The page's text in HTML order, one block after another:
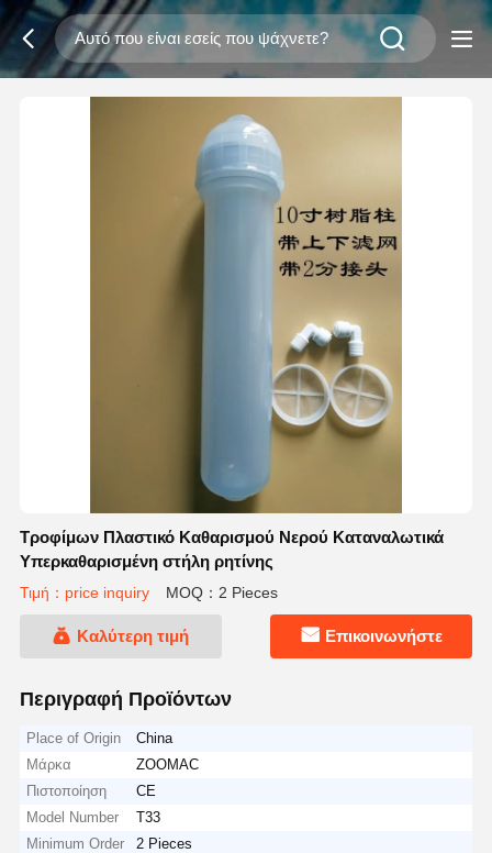
Τροφίμων Πλαστικό Καθαρισμού Νερού Καταναλωτικά
Υπερκαθαρισμένη στήλη ρητίνης
Τιμή：price inquiry MOQ：2 Pieces
Καλύτερη τιμή Επικοινωνήστε
Περιγραφή Προϊόντων
Place of Origin
China
Μάρκα
ZOOMAC
Πιστοποίηση
CE
Model Number
T33
Minimum Order
2 Pieces